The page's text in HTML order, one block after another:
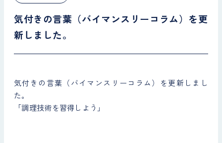
気付きの言葉（バイマンスリーコラム）を更
新しました。
気付きの言葉（バイマンスリーコラム）を更新しまし
た。
「調理技術を習得しよう」